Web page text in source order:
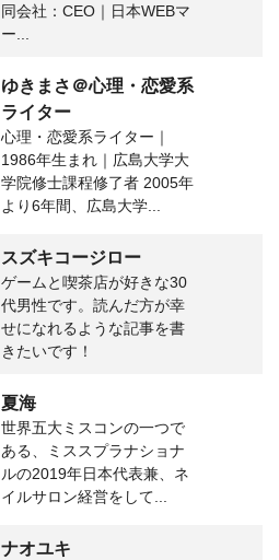
同会社：CEO｜日本WEBマ
ー...
ゆきまさ＠心理・恋愛系
ライター
心理・恋愛系ライター｜
1986年生まれ｜広島大学大
学院修士課程修了者 2005年
より6年間、広島大学...
スズキコージロー
ゲームと喫茶店が好きな30
代男性です。読んだ方が幸
せになれるような記事を書
きたいです！
夏海
世界五大ミスコンの一つで
ある、ミススプラナショナ
ルの2019年日本代表兼、ネ
イルサロン経営をして...
ナオユキ